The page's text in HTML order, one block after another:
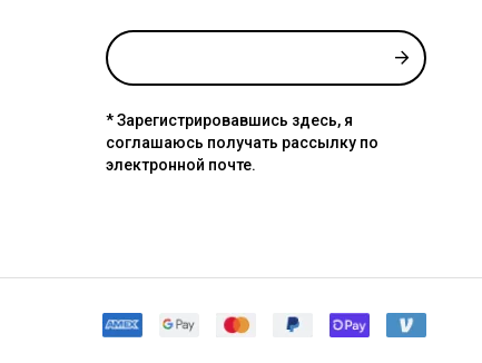
* Зарегистрировавшись здесь, я
соглашаюсь получать рассылку по
электронной почте.